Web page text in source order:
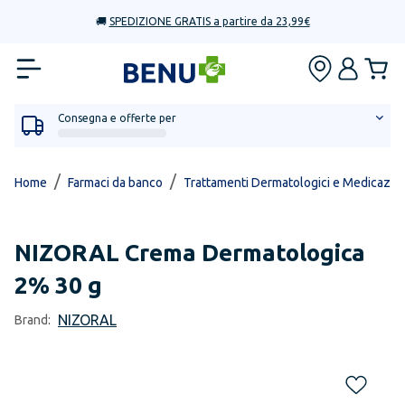
🚚 SPEDIZIONE GRATIS a partire da 23,99€
Consegna e offerte per
Home / Farmaci da banco / Trattamenti Dermatologici e
NIZORAL Crema Dermatologica
2% 30 g
Brand: NIZORAL